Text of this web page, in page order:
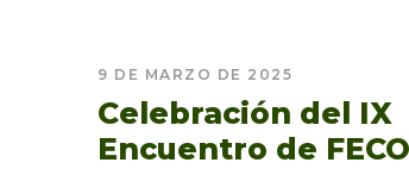
9 DE MARZO DE 2025
Celebración del IX
Encuentro de